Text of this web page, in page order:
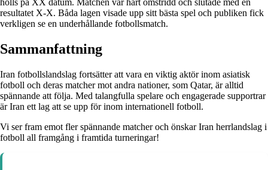
hölls på XX datum. Matchen var hårt omstridd och slutade med en
resultatet X-X. Båda lagen visade upp sitt bästa spel och publiken fick
verkligen se en underhållande fotbollsmatch.
Sammanfattning
Iran fotbollslandslag fortsätter att vara en viktig aktör inom asiatisk
fotboll och deras matcher mot andra nationer, som Qatar, är alltid
spännande att följa. Med talangfulla spelare och engagerade supportrar
är Iran ett lag att se upp för inom internationell fotboll.
Vi ser fram emot fler spännande matcher och önskar Iran herrlandslag i
fotboll all framgång i framtida turneringar!